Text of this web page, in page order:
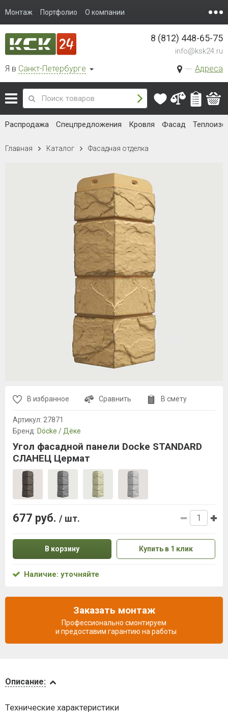
Монтаж Портфолио О компании
Я в Санкт-Петербурге Адреса
8 (812) 448-65-75
info@ksk24.ru
Распродажа Спецпредложения Кровля Фасад
Главная Каталог Фасадная отделка
Описание:
Технические характеристики
В избранное Сравнить В смету
Артикул: 27871
Бренд: Döcke / Дёке
Угол фасадной панели Docke STANDARD
СЛАНЕЦ Цермат
677 руб. / шт.
В корзину Купить в 1 клик
Наличие: уточняйте
Заказать монтаж
Профессионально смонтируем
и предоставим гарантию на работы